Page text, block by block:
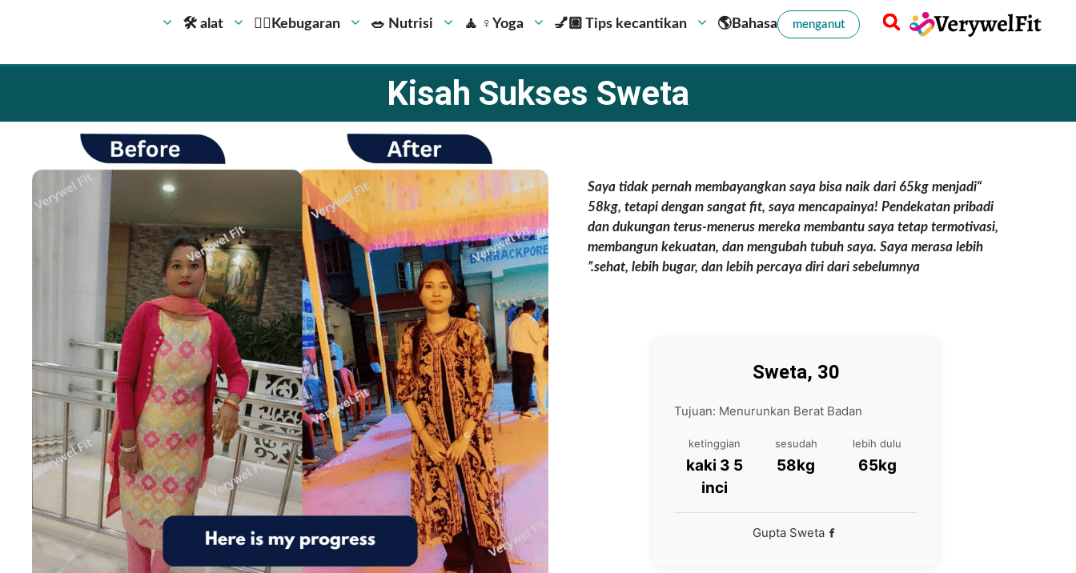
🛠 alat 🏋️‍♀️Kebugaran 🥗 Nutrisi 🧘 ‍♀️Yoga 💅🏼 Tips kecantikan 🌎Bahasa menganut
Kisah Sukses Sweta
“Saya tidak pernah membayangkan saya bisa naik dari 65kg menjadi
58kg, tetapi dengan sangat fit, saya mencapainya! Pendekatan pribadi
dan dukungan terus-menerus mereka membantu saya tetap termotivasi,
membangun kekuatan, dan mengubah tubuh saya. Saya merasa lebih
sehat, lebih bugar, dan lebih percaya diri dari sebelumnya.”
Sweta, 30
Tujuan: Menurunkan Berat Badan
lebih dulu
65kg
sesudah
58kg
ketinggian
5 kaki 3
inci
Gupta Sweta